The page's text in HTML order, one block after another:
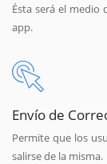
Ésta será el medio
app.
Envío de
Permite que los
salirse de la misma.